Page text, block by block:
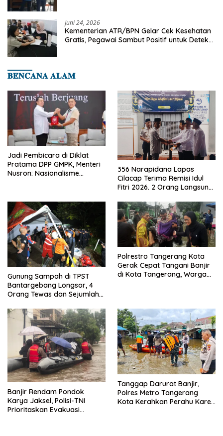
Juni 24, 2026
Kementerian ATR/BPN Gelar Cek Kesehatan
Gratis, Pegawai Sambut Positif untuk Deteksi
𝐁𝐄𝐍𝐂𝐀𝐍𝐀 𝐀𝐋𝐀𝐌
Jadi Pembicara di Diklat
Pratama DPP GMPK, Menteri
Nusron: Nasionalisme
356 Narapidana Lapas
Cilacap Terima Remisi Idul
Fitri 2026. 2 Orang Langsung
Gunung Sampah di TPST
Bantargebang Longsor, 4
Orang Tewas dan Sejumlah
Polrestro Tangerang Kota
Gerak Cepat Tangani Banjir
di Kota Tangerang, Warga
Banjir Rendam Pondok
Karya Jaksel, Polisi-TNI
Prioritaskan Evakuasi
Tanggap Darurat Banjir,
Polres Metro Tangerang
Kota Kerahkan Perahu Karet